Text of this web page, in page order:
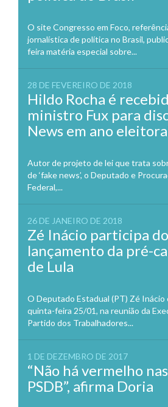
O site Congresso em Foco,
jornalística de política no Brasil,
feira matéria especial sobre...
28 DE FEVEREIRO DE 2018
Hildo Rocha é
ministro Fux para
News em ano
Autor de projeto de lei que trata
de ‘fake news’, o Deputado e
Federal,...
26 DE JANEIRO DE 2018
Zé Inácio participa do
lançamento da pré-
de Lula
O Deputado Estadual (PT) Zé
quinta-feira 25/01, na reunião da
Partido dos Trabalhadores...
1 DE DEZEMBRO DE 2017
“Não há vermelho
PSDB”, afirma Doria